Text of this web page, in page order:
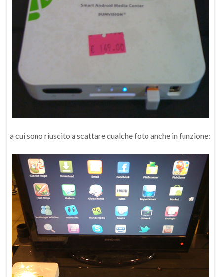
a cui sono riuscito a scattare qualche foto anche in funzione: